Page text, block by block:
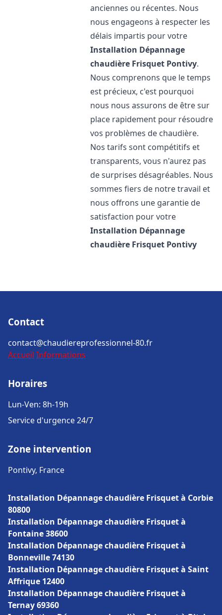
anciennes ou récentes. Nous
nous engageons à respecter les
délais impartis pour votre
Installation Dépannage
chaudière Frisquet Pontivy.
Nous comprenons que le temps
est précieux, c'est pourquoi
nous nous assurons de être sur
place rapidement pour résoudre
vos problèmes de chaudière.
Nos tarifs sont compétitifs et
transparents, vous n'aurez pas
de surprises désagréables. Nous
sommes fiers de notre travail et
nous offrons une garantie de
satisfaction pour votre
Installation Dépannage
chaudière Frisquet Pontivy
Contact
contact@chaudiereprofessionnel-80.fr
Accueil Informations
Horaires
Lun-Ven: 8h-19h
Service d'urgence 24/7
Zone intervention
Pontivy, France
Installation Dépannage chaudière Frisquet à Corbie
80800
Installation Dépannage chaudière Frisquet à
Fontaine 38600
Installation Dépannage chaudière Frisquet à
Bonneville 74130
Installation Dépannage chaudière Frisquet à Saint
Affrique 12400
Installation Dépannage chaudière Frisquet à
Ternay 69360